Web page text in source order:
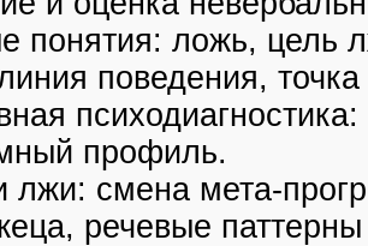
понятия: ложь, цель
поведения,
профиль.
лжи: смена мета-
речевые